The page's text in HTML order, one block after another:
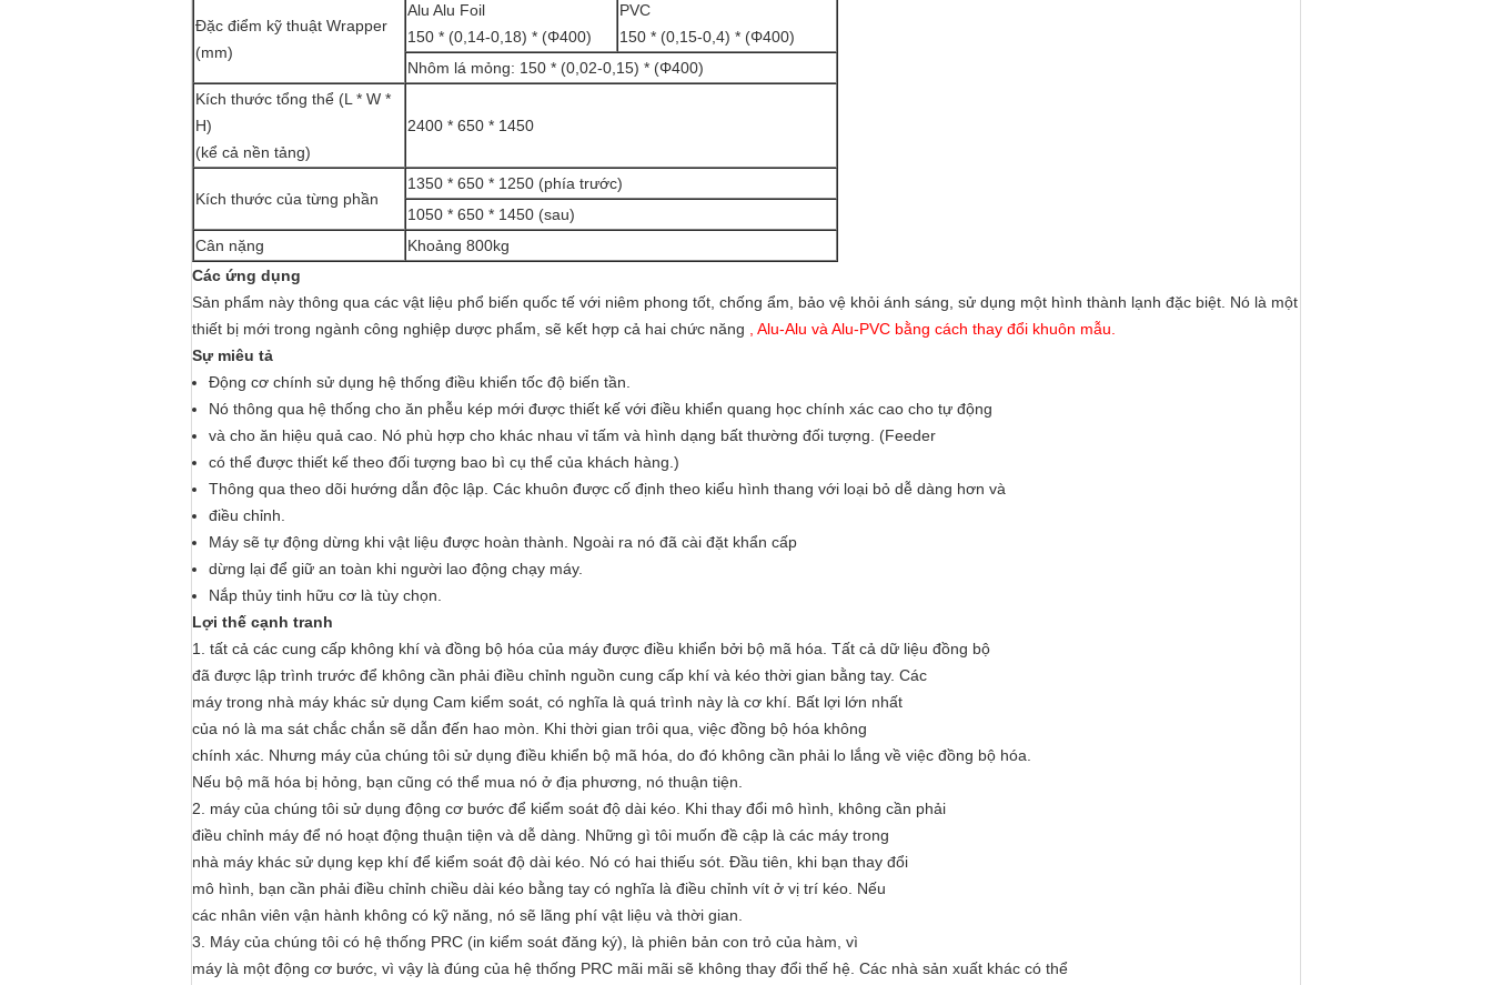
Đặc điểm kỹ thuật Wrapper
(mm)
Alu Alu Foil
150 * (0,14-0,18) * (Φ400)
PVC
150 * (0,15-0,4) * (Φ400)
Nhôm lá mỏng: 150 * (0,02-0,15) * (Φ400)
Kích thước tổng thể (L * W *
H)
(kể cả nền tảng)
2400 * 650 * 1450
Kích thước của từng phần
1350 * 650 * 1250 (phía trước)
1050 * 650 * 1450 (sau)
Cân nặng
Khoảng 800kg
Các ứng dụng
Sản phẩm này thông qua các vật liệu phổ biến quốc tế với niêm phong tốt, chống ẩm, bảo vệ khỏi ánh sáng, sử dụng một hình thành lạnh đặc biệt. Nó là một
thiết bị mới trong ngành công nghiệp dược phẩm, sẽ kết hợp cả hai chức năng
, Alu-Alu và Alu-PVC bằng cách thay đổi khuôn mẫu.
Sự miêu tả
Động cơ chính sử dụng hệ thống điều khiển tốc độ biến tần.
Nó thông qua hệ thống cho ăn phễu kép mới được thiết kế với điều khiển quang học chính xác cao cho tự động
và cho ăn hiệu quả cao. Nó phù hợp cho khác nhau vỉ tấm và hình dạng bất thường đối tượng. (Feeder
có thể được thiết kế theo đối tượng bao bì cụ thể của khách hàng.)
Thông qua theo dõi hướng dẫn độc lập. Các khuôn được cố định theo kiểu hình thang với loại bỏ dễ dàng hơn và
điều chỉnh.
Máy sẽ tự động dừng khi vật liệu được hoàn thành. Ngoài ra nó đã cài đặt khẩn cấp
dừng lại để giữ an toàn khi người lao động chạy máy.
Nắp thủy tinh hữu cơ là tùy chọn.
Lợi thế cạnh tranh
1. tất cả các cung cấp không khí và đồng bộ hóa của máy được điều khiển bởi bộ mã hóa. Tất cả dữ liệu đồng bộ
đã được lập trình trước để không cần phải điều chỉnh nguồn cung cấp khí và kéo thời gian bằng tay. Các
máy trong nhà máy khác sử dụng Cam kiểm soát, có nghĩa là quá trình này là cơ khí. Bất lợi lớn nhất
của nó là ma sát chắc chắn sẽ dẫn đến hao mòn. Khi thời gian trôi qua, việc đồng bộ hóa không
chính xác. Nhưng máy của chúng tôi sử dụng điều khiển bộ mã hóa, do đó không cần phải lo lắng về việc đồng bộ hóa.
Nếu bộ mã hóa bị hỏng, bạn cũng có thể mua nó ở địa phương, nó thuận tiện.
2. máy của chúng tôi sử dụng động cơ bước để kiểm soát độ dài kéo. Khi thay đổi mô hình, không cần phải
điều chỉnh máy để nó hoạt động thuận tiện và dễ dàng. Những gì tôi muốn đề cập là các máy trong
nhà máy khác sử dụng kẹp khí để kiểm soát độ dài kéo. Nó có hai thiếu sót. Đầu tiên, khi bạn thay đổi
mô hình, bạn cần phải điều chỉnh chiều dài kéo bằng tay có nghĩa là điều chỉnh vít ở vị trí kéo. Nếu
các nhân viên vận hành không có kỹ năng, nó sẽ lãng phí vật liệu và thời gian.
3. Máy của chúng tôi có hệ thống PRC (in kiểm soát đăng ký), là phiên bản con trỏ của hàm, vì
máy là một động cơ bước, vì vậy là đúng của hệ thống PRC mãi mãi sẽ không thay đổi thế hệ. Các nhà sản xuất khác có thể